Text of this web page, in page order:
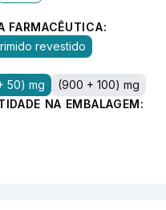
FARMACÊUTICA:
revestido
50) mg
(900 + 100) mg
NA EMBALAGEM: